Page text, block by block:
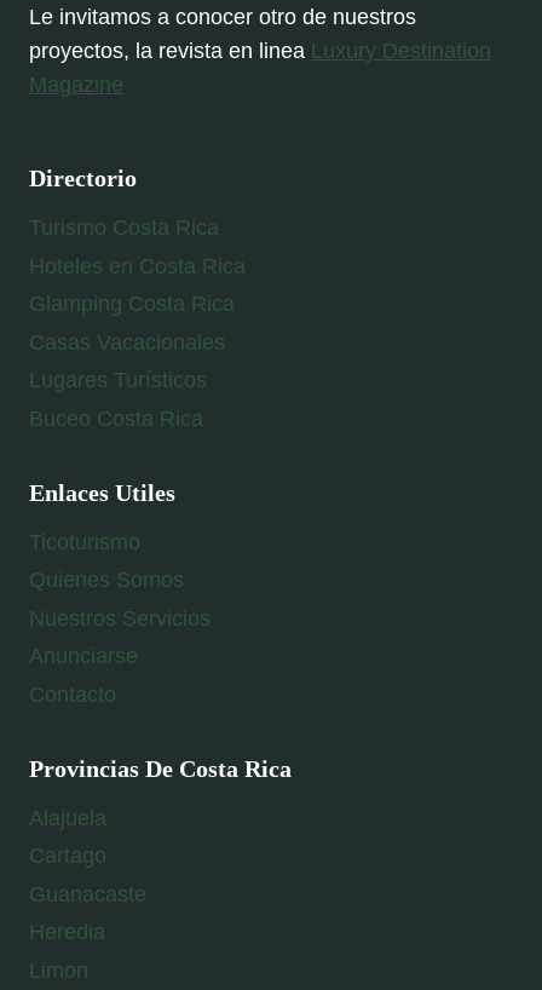
Le invitamos a conocer otro de nuestros
proyectos, la revista en linea Luxury Destination
Magazine
Directorio
Turismo Costa Rica
Hoteles en Costa Rica
Glamping Costa Rica
Casas Vacacionales
Lugares Turísticos
Buceo Costa Rica
Enlaces Utiles
Ticoturismo
Quienes Somos
Nuestros Servicios
Anunciarse
Contacto
Provincias De Costa Rica
Alajuela
Cartago
Guanacaste
Heredia
Limon